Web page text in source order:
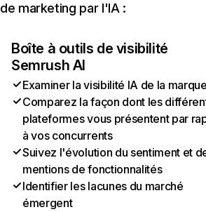
de marketing par l'IA :
Boîte à outils de visibilité
Semrush AI
Examiner la visibilité IA de la
Comparez la façon dont les
plateformes vous présentent par
à vos concurrents
Suivez l'évolution du sentiment et
mentions de fonctionnalités
Identifier les lacunes du marché
émergent